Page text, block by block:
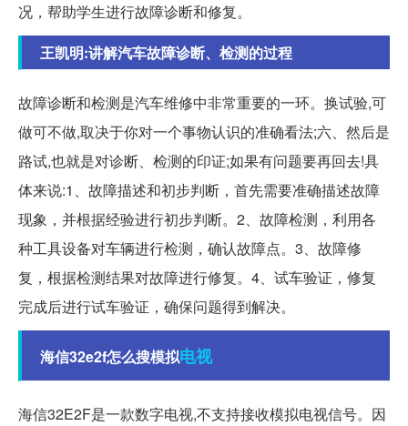
况，帮助学生进行故障诊断和修复。
王凯明:讲解汽车故障诊断、检测的过程
故障诊断和检测是汽车维修中非常重要的一环。换试验,可
做可不做,取决于你对一个事物认识的准确看法;六、然后是
路试,也就是对诊断、检测的印证;如果有问题要再回去!具
体来说:1、故障描述和初步判断，首先需要准确描述故障
现象，并根据经验进行初步判断。2、故障检测，利用各
种工具设备对车辆进行检测，确认故障点。3、故障修
复，根据检测结果对故障进行修复。4、试车验证，修复
完成后进行试车验证，确保问题得到解决。
海信32e2f怎么搜模拟电视
海信32E2F是一款数字电视,不支持接收模拟电视信号。因